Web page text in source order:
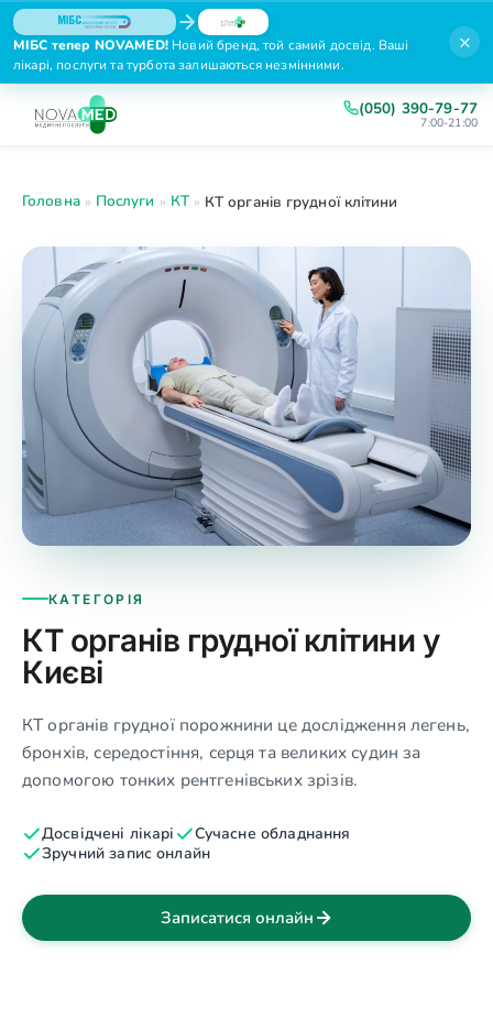
МІБС тепер NOVAMED!Новий бренд, той самий досвід. Ваші
лікарі, послуги та турбота залишаються незмінними.
×
(050) 390-79-77
7:00-21:00
Головна » Послуги » КТ » КТ органів грудної клітини
КАТЕГОРІЯ
КТ органів грудної клітини у
Києві
КТ органів грудної порожнини це дослідження легень,
бронхів, середостіння, серця та великих судин за
допомогою тонких рентгенівських зрізів.
Досвідчені лікарі
Сучасне обладнання
Зручний запис онлайн
Записатися онлайн